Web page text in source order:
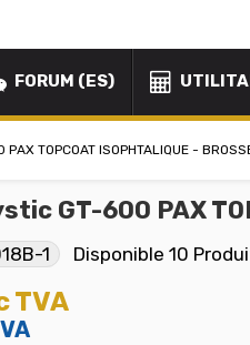
FORUM (ES)
TOPCOAT ISOPHTALIQUE -
GT-600 PAX
1 Disponible 10
TVA